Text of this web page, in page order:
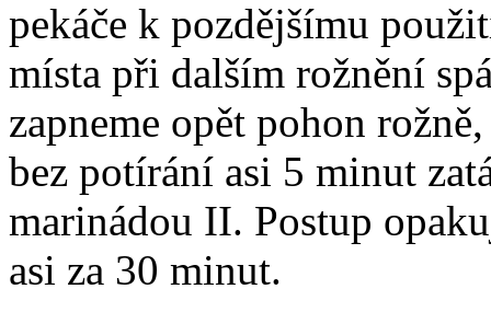
pekáče k pozdějšímu
místa při dalším rožnění
zapneme opět pohon
bez potírání asi 5 minut
marinádou II. Postup
asi za 30 minut.